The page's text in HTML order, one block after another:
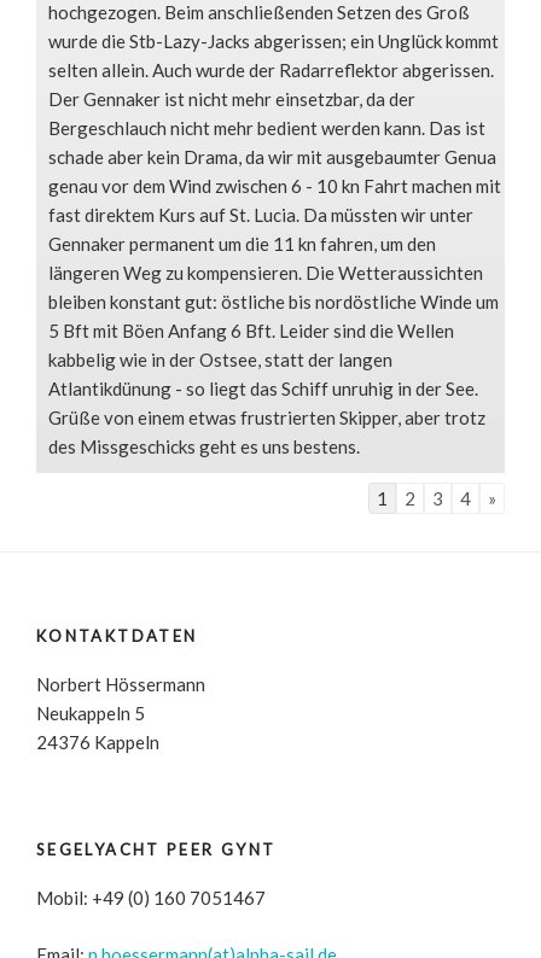
hochgezogen. Beim anschließenden Setzen des Groß
wurde die Stb-Lazy-Jacks abgerissen; ein Unglück kommt
selten allein. Auch wurde der Radarreflektor abgerissen.
Der Gennaker ist nicht mehr einsetzbar, da der
Bergeschlauch nicht mehr bedient werden kann. Das ist
schade aber kein Drama, da wir mit ausgebaumter Genua
genau vor dem Wind zwischen 6 - 10 kn Fahrt machen mit
fast direktem Kurs auf St. Lucia. Da müssten wir unter
Gennaker permanent um die 11 kn fahren, um den
längeren Weg zu kompensieren. Die Wetteraussichten
bleiben konstant gut: östliche bis nordöstliche Winde um
5 Bft mit Böen Anfang 6 Bft. Leider sind die Wellen
kabbelig wie in der Ostsee, statt der langen
Atlantikdünung - so liegt das Schiff unruhig in der See.
Grüße von einem etwas frustrierten Skipper, aber trotz
des Missgeschicks geht es uns bestens.
1 2 3 4 »
KONTAKTDATEN
Norbert Hössermann
Neukappeln 5
24376 Kappeln
SEGELYACHT PEER GYNT
Mobil: +49 (0) 160 7051467